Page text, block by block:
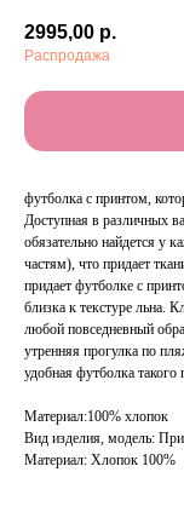
2995,00 р.
Распродажа
футболка с принтом,
Доступная в различных
обязательно найдется у
частям), что придает
придает футболке с
близка к текстуре льна.
любой повседневный
утренняя прогулка по
удобная футболка
Материал:100% хлопок
Вид изделия, модель:
Материал: Хлопок 100%